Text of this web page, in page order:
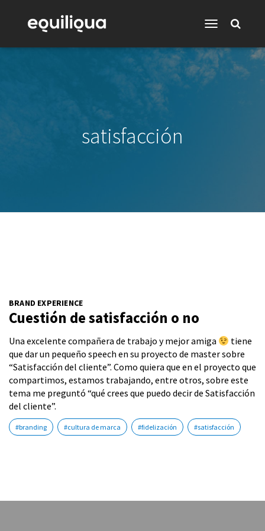
satisfacción
BRAND EXPERIENCE
Cuestión de satisfacción o no
Una excelente compañera de trabajo y mejor amiga
tiene
que dar un pequeño speech en su proyecto de master sobre
“Satisfacción del cliente”. Como quiera que en el proyecto que
compartimos, estamos trabajando, entre otros, sobre este
tema me preguntó “qué crees que puedo decir de Satisfacción
del cliente”.
#branding #cultura de marca #fidelización #satisfacción